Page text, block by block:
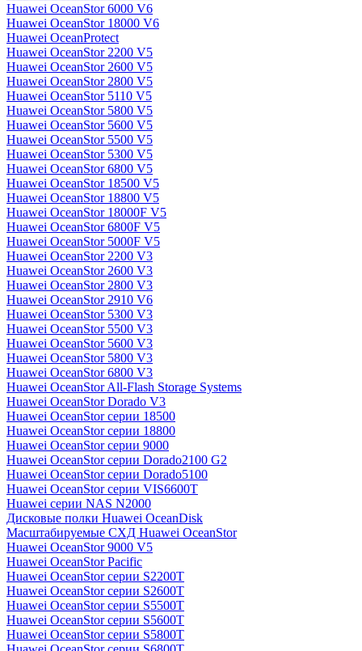
Huawei OceanStor 6000 V6
Huawei OceanStor 18000 V6
Huawei OceanProtect
Huawei OceanStor 2200 V5
Huawei OceanStor 2600 V5
Huawei OceanStor 2800 V5
Huawei OceanStor 5110 V5
Huawei OceanStor 5800 V5
Huawei OceanStor 5600 V5
Huawei OceanStor 5500 V5
Huawei OceanStor 5300 V5
Huawei OceanStor 6800 V5
Huawei OceanStor 18500 V5
Huawei OceanStor 18800 V5
Huawei OceanStor 18000F V5
Huawei OceanStor 6800F V5
Huawei OceanStor 5000F V5
Huawei OceanStor 2200 V3
Huawei OceanStor 2600 V3
Huawei OceanStor 2800 V3
Huawei OceanStor 2910 V6
Huawei OceanStor 5300 V3
Huawei OceanStor 5500 V3
Huawei OceanStor 5600 V3
Huawei OceanStor 5800 V3
Huawei OceanStor 6800 V3
Huawei OceanStor All-Flash Storage Systems
Huawei OceanStor Dorado V3
Huawei OceanStor серии 18500
Huawei OceanStor серии 18800
Huawei OceanStor серии 9000
Huawei OceanStor серии Dorado2100 G2
Huawei OceanStor серии Dorado5100
Huawei OceanStor серии VIS6600T
Huawei серии NAS N2000
Дисковые полки Huawei OceanDisk
Масштабируемые СХД Huawei OceanStor
Huawei OceanStor 9000 V5
Huawei OceanStor Pacific
Huawei OceanStor серии S2200T
Huawei OceanStor серии S2600T
Huawei OceanStor серии S5500T
Huawei OceanStor серии S5600T
Huawei OceanStor серии S5800T